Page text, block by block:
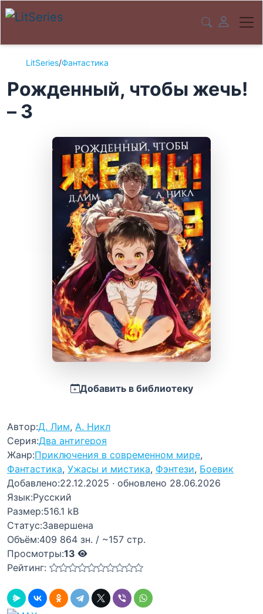
LitSeries/Фантастика
Рожденный, чтобы жечь!
– 3
Добавить в библиотеку
Автор:Д. Лим, А. Никл
Серия:Два антигероя
Жанр:Приключения в современном мире,
Фантастика, Ужасы и мистика, Фэнтези, Боевик
Добавлено:22.12.2025 · обновлено 28.06.2026
Язык:Русский
Размер:516.1 kB
Статус:Завершена
Объём:409 864 зн. / ~157 стр.
Просмотры:13
Рейтинг: